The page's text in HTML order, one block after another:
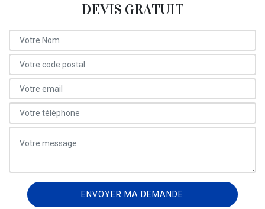
DEVIS GRATUIT